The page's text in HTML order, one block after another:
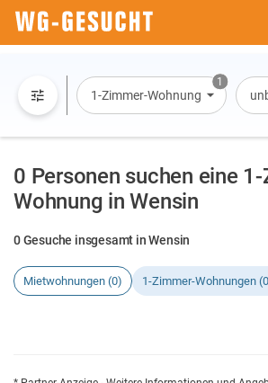
1
1-Zimmer-Wohnung
0 Personen suchen eine
Wohnung in Wensin
0 Gesuche insgesamt in Wensin
Mietwohnungen (0) 1-Zimmer-Wohnungen